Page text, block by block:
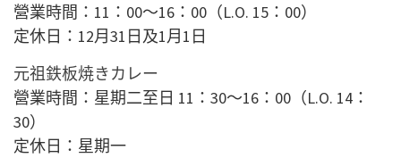
營業時間：11：00～16：00 （L.O. 15：00）
定休日：12月31日及1月1日
元祖鉄板焼きカレー
營業時間：星期二至日 11：30～16 ：00 （L.O. 14：
30）
定休日：星期一